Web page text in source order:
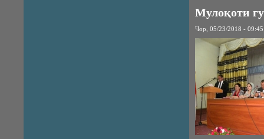
Мулоқоти
Чор, 05/23/2018 - 09:45